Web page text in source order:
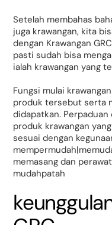
Setelah membahas
juga krawangan, kita
dengan Krawangan
pasti sudah bisa
ialah krawangan yang
Fungsi mulai
produk tersebut serta
didapatkan.
produk krawangan
sesuai dengan
memasang dan
mudahpatah